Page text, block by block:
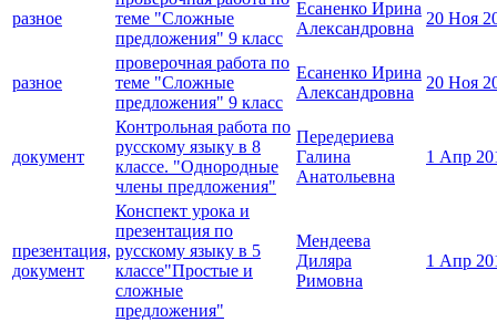
разное
теме "Сложные
предложения" 9 класс
Есаненко Ирина
Александровна
20 Ноя
разное
проверочная работа по
теме "Сложные
предложения" 9 класс
Есаненко Ирина
Александровна
20 Ноя
документ
Контрольная работа по
русскому языку в 8
классе. "Однородные
члены предложения"
Передериева
Галина
Анатольевна
1 Апр
презентация,
документ
Конспект урока и
презентация по
русскому языку в 5
классе"Простые и
сложные
предложения"
Мендеева
Диляра
Римовна
1 Апр